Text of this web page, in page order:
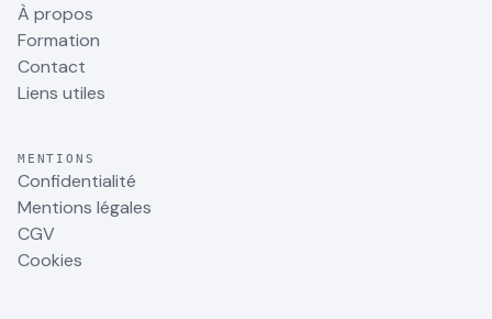
À propos
Formation
Contact
Liens utiles
MENTIONS
Confidentialité
Mentions légales
CGV
Cookies